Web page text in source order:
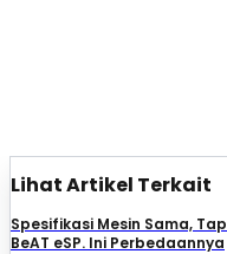
Lihat Artikel Terkait
Spesifikasi Mesin Sama,
BeAT eSP. Ini Perbedaannya